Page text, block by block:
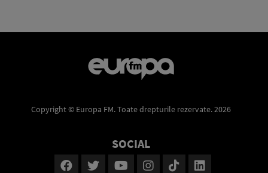
Copyright © Europa FM. Toate drepturile rezervate. 2026
SOCIAL